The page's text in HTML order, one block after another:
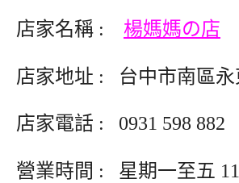
店家名稱 : 楊媽媽の店
店家地址 : 台中市南區永
店家電話 : 0931 598 882
營業時間 : 星期一至五